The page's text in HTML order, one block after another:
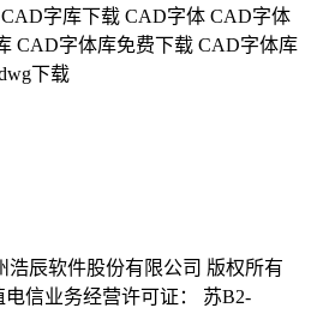
CAD字库下载 CAD字体 CAD字体
CAD字体库免费下载 CAD字体库
下载
浩辰软件股份有限公司 版权所有
电信业务经营许可证： 苏B2-